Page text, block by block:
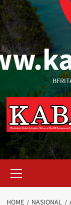
Menu
HOME NASIONAL